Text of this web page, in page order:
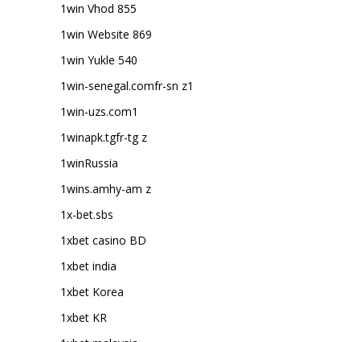
1win Vhod 855
1win Website 869
1win Yukle 540
1win-senegal.comfr-sn z1
1win-uzs.com1
1winapk.tgfr-tg z
1winRussia
1wins.amhy-am z
1x-bet.sbs
1xbet casino BD
1xbet india
1xbet Korea
1xbet KR